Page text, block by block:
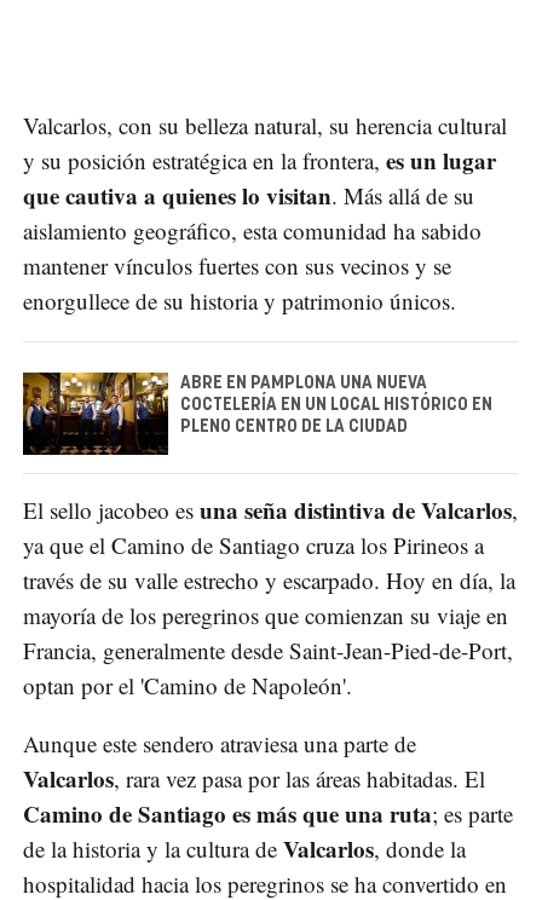
Valcarlos, con su belleza natural, su herencia cultural
y su posición estratégica en la frontera, es un lugar
que cautiva a quienes lo visitan. Más allá de su
aislamiento geográfico, esta comunidad ha sabido
mantener vínculos fuertes con sus vecinos y se
enorgullece de su historia y patrimonio únicos.
ABRE EN PAMPLONA UNA NUEVA
COCTELERÍA EN UN LOCAL HISTÓRICO EN
PLENO CENTRO DE LA CIUDAD
El sello jacobeo es una seña distintiva de Valcarlos,
ya que el Camino de Santiago cruza los Pirineos a
través de su valle estrecho y escarpado. Hoy en día, la
mayoría de los peregrinos que comienzan su viaje en
Francia, generalmente desde Saint-Jean-Pied-de-Port,
optan por el 'Camino de Napoleón'.
Aunque este sendero atraviesa una parte de
Valcarlos, rara vez pasa por las áreas habitadas. El
Camino de Santiago es más que una ruta; es parte
de la historia y la cultura de Valcarlos, donde la
hospitalidad hacia los peregrinos se ha convertido en